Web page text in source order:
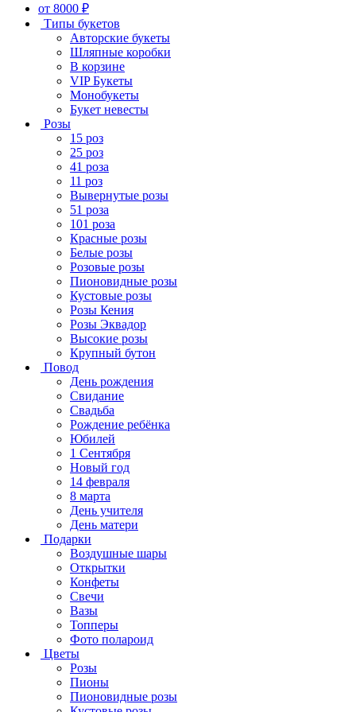
от 8000 ₽
Типы букетов
Авторские букеты
Шляпные коробки
В корзине
VIP Букеты
Монобукеты
Букет невесты
Розы
15 роз
25 роз
41 роза
11 роз
Вывернутые розы
51 роза
101 роза
Красные розы
Белые розы
Розовые розы
Пионовидные розы
Кустовые розы
Розы Кения
Розы Эквадор
Высокие розы
Крупный бутон
Повод
День рождения
Свидание
Свадьба
Рождение ребёнка
Юбилей
1 Сентября
Новый год
14 февраля
8 марта
День учителя
День матери
Подарки
Воздушные шары
Открытки
Конфеты
Свечи
Вазы
Топперы
Фото полароид
Цветы
Розы
Пионы
Пионовидные розы